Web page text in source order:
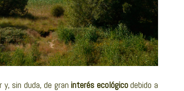
y, sin duda, de gran interés ecológicodebido a